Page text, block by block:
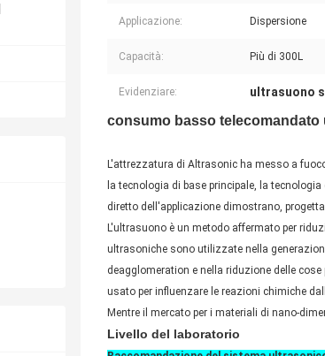
Applicazione: Dispersione
Capacità: Più di 300L
Evidenziare: ultrasuono
consumo basso
L'attrezzatura di Altrasonic ha messo a
la tecnologia di base principale, la
diretto dell'applicazione dimostrano,
L'ultrasuono è un metodo affermato per
ultrasoniche sono utilizzate nella
deagglomeration e nella riduzione delle
usato per influenzare le reazioni chimiche
Mentre il mercato per i materiali di nano-
Livello del laboratorio